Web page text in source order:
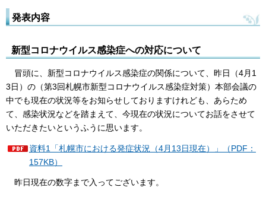
発表内容
新型コロナウイルス感染症への対応について
冒頭に、新型コロナウイルス感染症の関係について、昨日（4月1
3日）の（第3回札幌市新型コロナウイルス感染症対策）本部会議の
中でも現在の状況等をお知らせしておりますけれども、あらため
て、感染状況などを踏まえて、今現在の状況についてお話をさせて
いただきたいというふうに思います。
資料1「札幌市における発症状況（4月13日現在）」（PDF：
157KB）
昨日現在の数字まで入ってございます。